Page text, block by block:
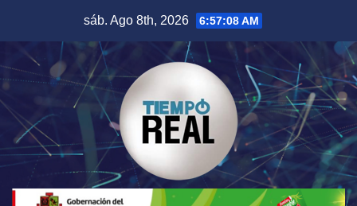
contenido
sáb. Ago 8th, 2026 6:57:09 AM